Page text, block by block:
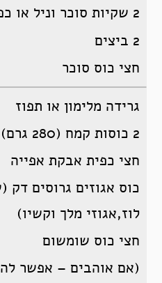
2 שקיות סוכר וניל או כפית מחית וניל
2 ביצים
חצי כוס סוכר
גרידה מלימון או תפוז
2 כוסות קמח (280 גרם)
חצי כפית אבקת אפייה
כוס אגוזים גרוסים דק
לוז,אגוזי מלך וקשיו)
חצי כוס שומשום
(אם אוהבים – אפשר